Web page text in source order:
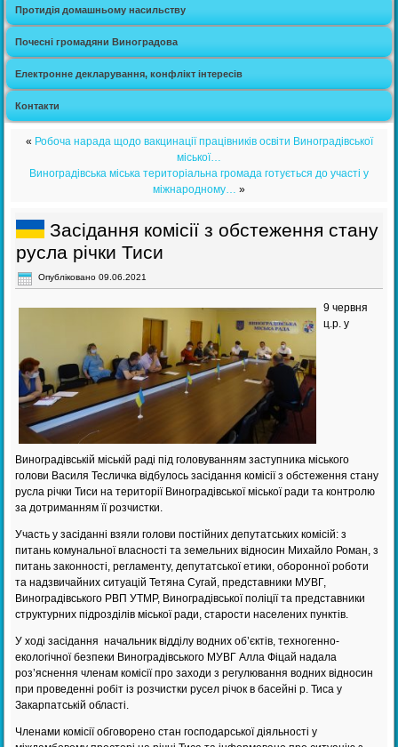
Протидія домашньому насильству
Почесні громадяни Виноградова
Електронне декларування, конфлікт інтересів
Контакти
« Робоча нарада щодо вакцинації працівників освіти Виноградівської
міської…
Виноградівська міська територіальна громада готується до участі у
міжнародному… »
Засідання комісії з обстеження стану
русла річки Тиси
Опубліковано 09.06.2021
9 червня
ц.р. у
Виноградівській міській раді під головуванням заступника міського
голови Василя Тесличка відбулось засідання комісії з обстеження стану
русла річки Тиси на території Виноградівської міської ради та контролю
за дотриманням її розчистки.
Участь у засіданні взяли голови постійних депутатських комісій: з
питань комунальної власності та земельних відносин Михайло Роман, з
питань законності, регламенту, депутатської етики, оборонної роботи
та надзвичайних ситуацій Тетяна Сугай, представники МУВГ,
Виноградівського РВП УТМР, Виноградівської поліції та представники
структурних підрозділів міської ради, старости населених пунктів.
У ході засідання начальник відділу водних об’єктів, техногенно-
екологічної безпеки Виноградівського МУВГ Алла Фіцай надала
роз’яснення членам комісії про заходи з регулювання водних відносин
при проведенні робіт із розчистки русел річок в басейні р. Тиса у
Закарпатській області.
Членами комісії обговорено стан господарської діяльності у